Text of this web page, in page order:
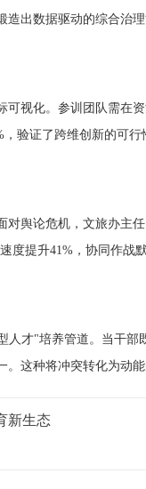
出数据驱动的综合治理
化。参训团队需在资
验证了跨维创新的可行
论危机，文旅办主
度提升41%，协同作战默
才"培养管道。当干部
这种将冲突转化为动
新生态